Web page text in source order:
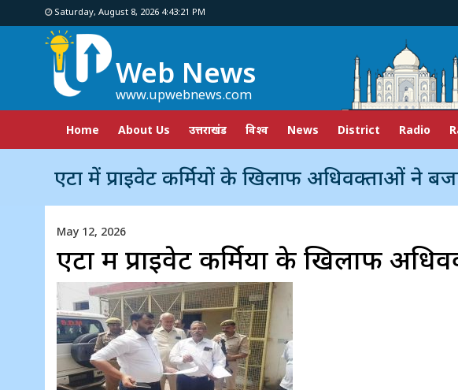
Saturday, August 8, 2026 4:43:22 PM
Web News
www.upwebnews.com
Home About Us उत्तराखंड विश्व News District Radio
एटा में प्राइवेट कर्मियों के खिलाफ अधिवक्ताओं ने बजाया
May 12, 2026
एटा में प्राइवेट कर्मियों के खिलाफ